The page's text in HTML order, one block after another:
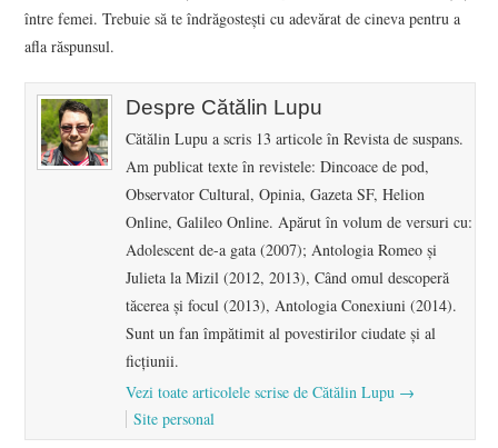
între femei. Trebuie să te îndrăgostești cu adevărat de cineva pentru a
afla răspunsul.
Despre Cătălin Lupu
Cătălin Lupu a scris 13 articole în Revista de suspans.
Am publicat texte în revistele: Dincoace de pod,
Observator Cultural, Opinia, Gazeta SF, Helion
Online, Galileo Online. Apărut în volum de versuri cu:
Adolescent de-a gata (2007); Antologia Romeo și
Julieta la Mizil (2012, 2013), Când omul descoperă
tăcerea și focul (2013), Antologia Conexiuni (2014).
Sunt un fan împătimit al povestirilor ciudate și al
ficțiunii.
Vezi toate articolele scrise de Cătălin Lupu →
Site personal